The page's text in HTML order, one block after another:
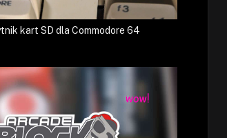
kart SD dla Commodore 64